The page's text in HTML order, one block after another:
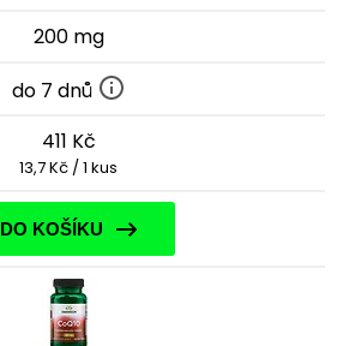
200 mg
do 7 dnů
411 Kč
13,7 Kč / 1 kus
DO KOŠÍKU